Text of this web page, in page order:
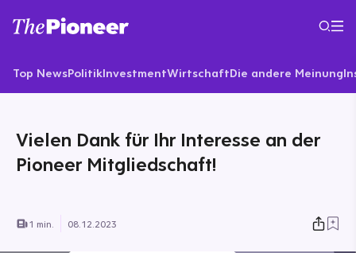
Top NewsPolitikInvestmentWirtschaftDie andere Meinung
Vielen Dank für Ihr Interesse an der
Pioneer Mitgliedschaft!
1 min. 08.12.2023